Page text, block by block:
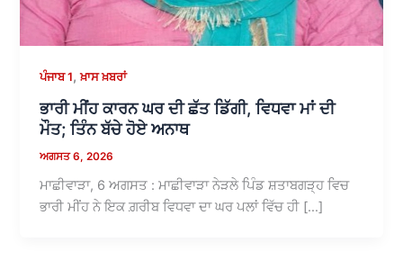
ਪੰਜਾਬ 1,ਖ਼ਾਸ ਖ਼ਬਰਾਂ
ਭਾਰੀ ਮੀਂਹ ਕਾਰਨ ਘਰ ਦੀ ਛੱਤ ਡਿੱਗੀ, ਵਿਧਵਾ ਮਾਂ ਦੀ
ਮੌਤ; ਤਿੰਨ ਬੱਚੇ ਹੋਏ ਅਨਾਥ
ਅਗਸਤ 6, 2026
ਮਾਛੀਵਾੜਾ, 6 ਅਗਸਤ : ਮਾਛੀਵਾੜਾ ਨੇੜਲੇ ਪਿੰਡ ਸ਼ਤਾਬਗੜ੍ਹ ਵਿਚ
ਭਾਰੀ ਮੀਂਹ ਨੇ ਇਕ ਗ਼ਰੀਬ ਵਿਧਵਾ ਦਾ ਘਰ ਪਲਾਂ ਵਿੱਚ ਹੀ […]